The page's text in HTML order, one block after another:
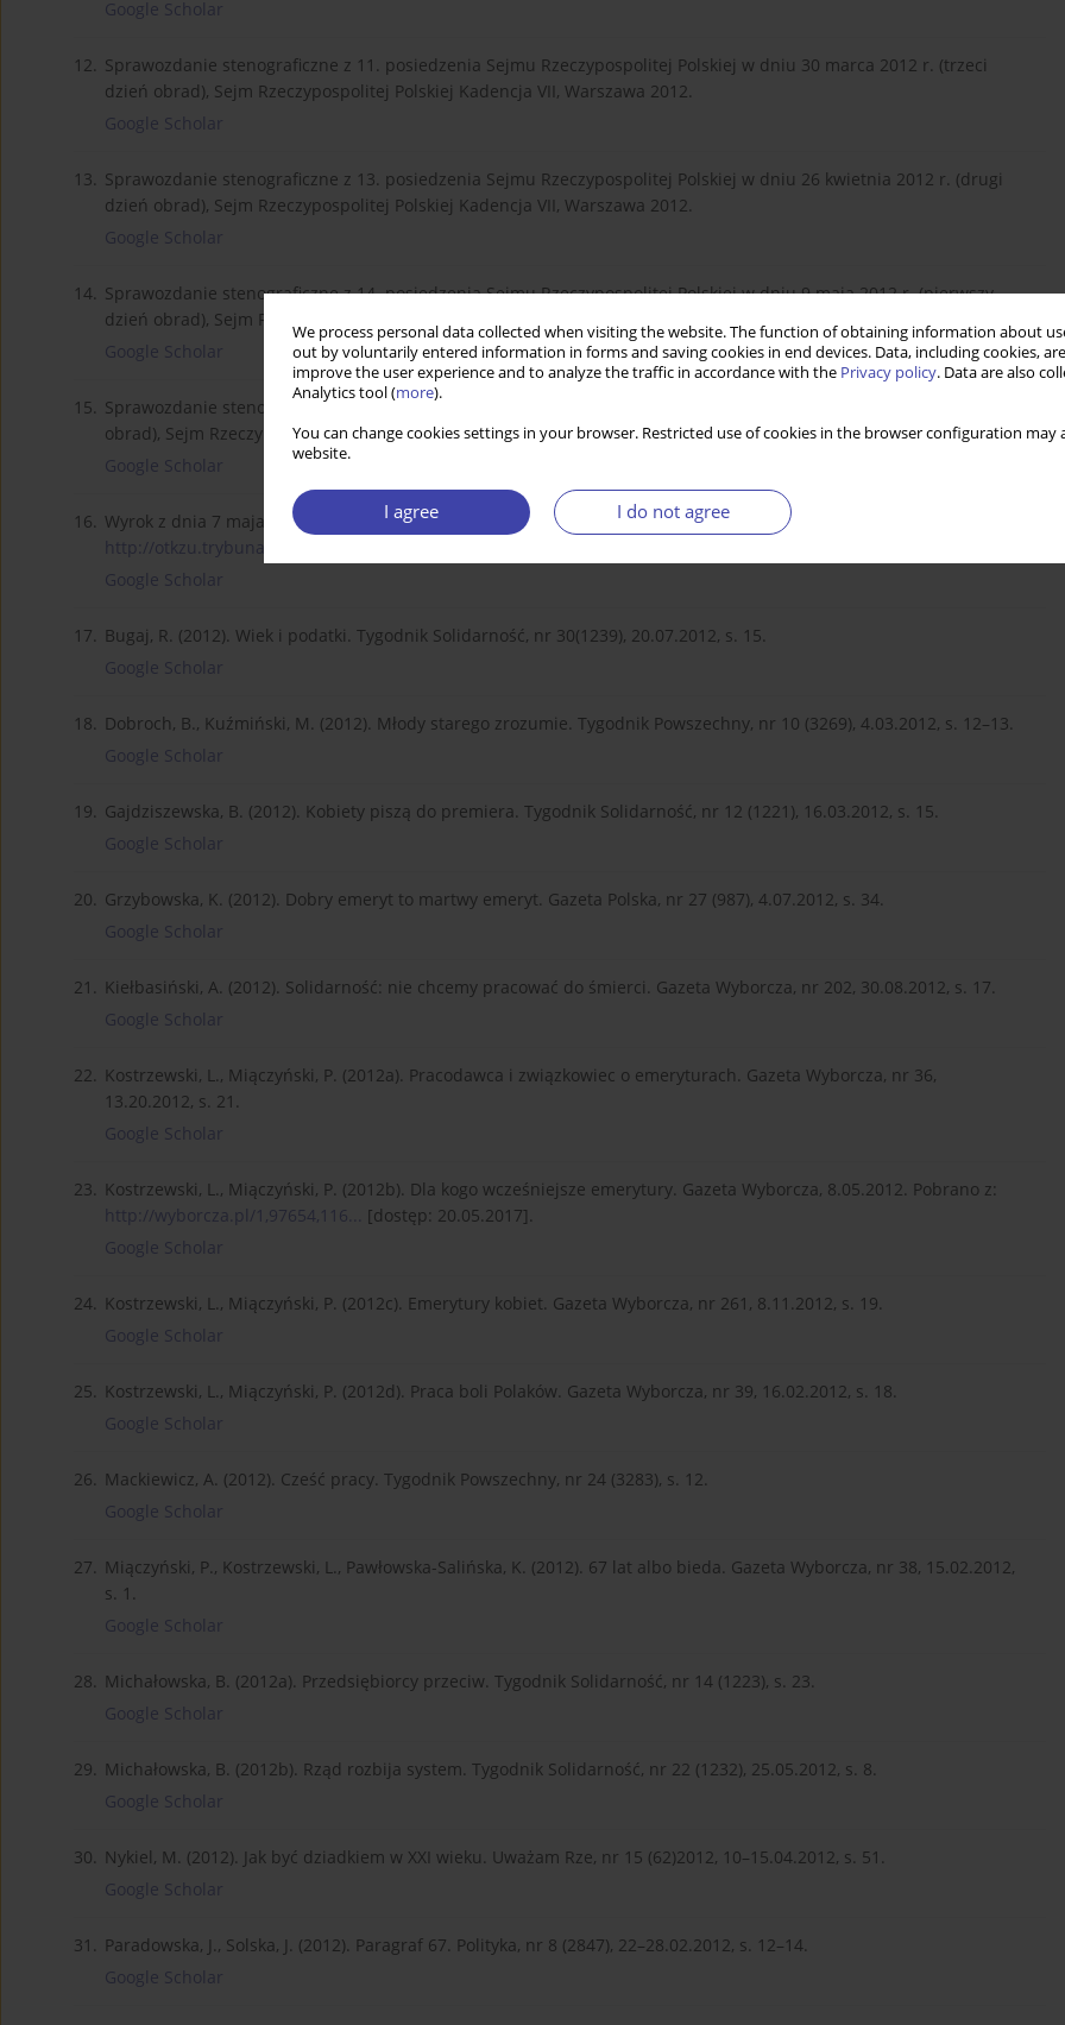
We process personal data collected when visiting the website. The function of obtaining information about
out by voluntarily entered information in forms and saving cookies in end devices. Data, including cookies,
improve the user experience and to analyze the traffic in accordance with the Privacy policy. Data are also
Analytics tool (more).
You can change cookies settings in your browser. Restricted use of cookies in the browser configuration
website.
I agree I do not agree
Google Scholar
12. Sprawozdanie stenograficzne z 11. posiedzenia Sejmu Rzeczypospolitej Polskiej w dniu 30 marca 2012 r. (trzeci
dzień obrad), Sejm Rzeczypospolitej Polskiej Kadencja VII, Warszawa 2012.
Google Scholar
13. Sprawozdanie stenograficzne z 13. posiedzenia Sejmu Rzeczypospolitej Polskiej w dniu 26 kwietnia 2012 r. (drugi
dzień obrad), Sejm Rzeczypospolitej Polskiej Kadencja VII, Warszawa 2012.
Google Scholar
14. Sprawozdanie stenograficzne z 14. posiedzenia Sejmu Rzeczypospolitej Polskiej w dniu 9 maja 2012 r. (pierwszy
dzień obrad), Sejm Rzeczypospolitej Polskiej Kadencja VII, Warszawa 2012.
Google Scholar
15. Sprawozdanie stenograficzne z 14. posiedzenia Sejmu Rzeczypospolitej Polskiej w dniu 11 maja 2012 r. (trzeci dzień
obrad), Sejm Rzeczypospolitej Polskiej Kadencja VII, Warszawa 2012.
Google Scholar
16. Wyrok z dnia 7 maja 2014 r. Sygn. akt K 43/1233, Trybunał Konstytucyjny [wersja elektroniczna dostępna na:
http://otkzu.trybunal.gov.pl/2...
Google Scholar
17. Bugaj, R. (2012). Wiek i podatki. Tygodnik Solidarność, nr 30(1239), 20.07.2012, s. 15.
Google Scholar
18. Dobroch, B., Kuźmiński, M. (2012). Młody starego zrozumie. Tygodnik Powszechny, nr 10 (3269), 4.03.2012, s. 12–13.
Google Scholar
19. Gajdziszewska, B. (2012). Kobiety piszą do premiera. Tygodnik Solidarność, nr 12 (1221), 16.03.2012, s. 15.
Google Scholar
20. Grzybowska, K. (2012). Dobry emeryt to martwy emeryt. Gazeta Polska, nr 27 (987), 4.07.2012, s. 34.
Google Scholar
21. Kiełbasiński, A. (2012). Solidarność: nie chcemy pracować do śmierci. Gazeta Wyborcza, nr 202, 30.08.2012, s. 17.
Google Scholar
22. Kostrzewski, L., Miączyński, P. (2012a). Pracodawca i związkowiec o emeryturach. Gazeta Wyborcza, nr 36,
13.20.2012, s. 21.
Google Scholar
23. Kostrzewski, L., Miączyński, P. (2012b). Dla kogo wcześniejsze emerytury. Gazeta Wyborcza, 8.05.2012. Pobrano z:
http://wyborcza.pl/1,97654,116...
[dostęp: 20.05.2017].
Google Scholar
24. Kostrzewski, L., Miączyński, P. (2012c). Emerytury kobiet. Gazeta Wyborcza, nr 261, 8.11.2012, s. 19.
Google Scholar
25. Kostrzewski, L., Miączyński, P. (2012d). Praca boli Polaków. Gazeta Wyborcza, nr 39, 16.02.2012, s. 18.
Google Scholar
26. Mackiewicz, A. (2012). Cześć pracy. Tygodnik Powszechny, nr 24 (3283), s. 12.
Google Scholar
27. Miączyński, P., Kostrzewski, L., Pawłowska-Salińska, K. (2012). 67 lat albo bieda. Gazeta Wyborcza, nr 38, 15.02.2012,
s. 1.
Google Scholar
28. Michałowska, B. (2012a). Przedsiębiorcy przeciw. Tygodnik Solidarność, nr 14 (1223), s. 23.
Google Scholar
29. Michałowska, B. (2012b). Rząd rozbija system. Tygodnik Solidarność, nr 22 (1232), 25.05.2012, s. 8.
Google Scholar
30. Nykiel, M. (2012). Jak być dziadkiem w XXI wieku. Uważam Rze, nr 15 (62)2012, 10–15.04.2012, s. 51.
Google Scholar
31. Paradowska, J., Solska, J. (2012). Paragraf 67. Polityka, nr 8 (2847), 22–28.02.2012, s. 12–14.
Google Scholar